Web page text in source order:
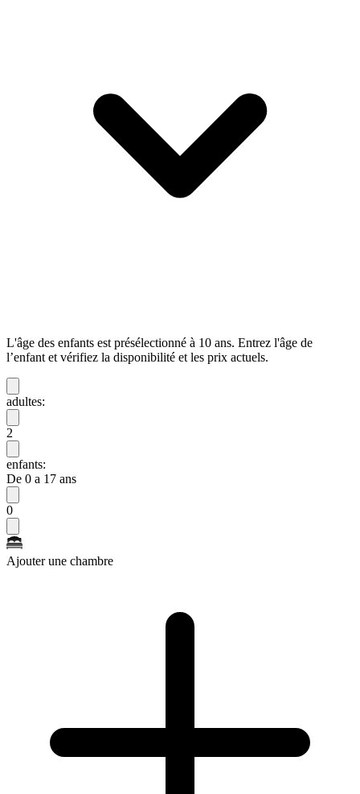
L'âge des enfants est présélectionné à 10 ans. Entrez l'âge de
l’enfant et vérifiez la disponibilité et les prix actuels.
adultes:
2
enfants:
De 0 a 17 ans
0
Ajouter une chambre